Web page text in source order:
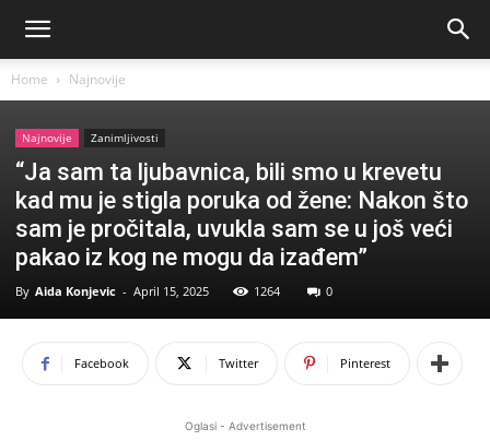
Home Najnovije
Najnovije Zanimljivosti
“Ja sam ta ljubavnica, bili smo u krevetu
kad mu je stigla poruka od žene: Nakon što
sam je pročitala, uvukla sam se u još veći
pakao iz kog ne mogu da izađem”
By Aida Konjevic - April 15, 2025 1264 0
Facebook Twitter Pinterest
Oglasi - Advertisement